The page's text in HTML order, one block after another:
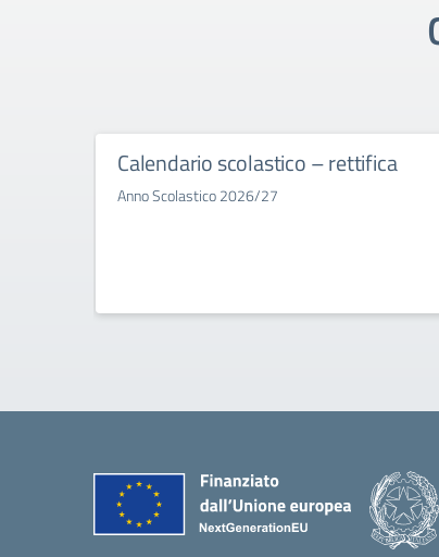
Calendario scolastico – rettifica
Anno Scolastico 2026/27